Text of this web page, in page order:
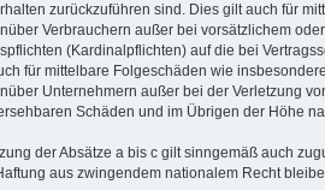
zurückzuführen sind. Dies gilt auch für
Verbrauchern außer bei vorsätzlichem
(Kardinalpflichten) auf die bei
für mittelbare Folgeschäden wie
Unternehmern außer bei der Verletzung
Schäden und im Übrigen der Höhe
der Absätze a bis c gilt sinngemäß auch
aus zwingendem nationalem Recht